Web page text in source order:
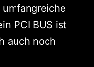
umfangreiche
PCI BUS ist
auch noch